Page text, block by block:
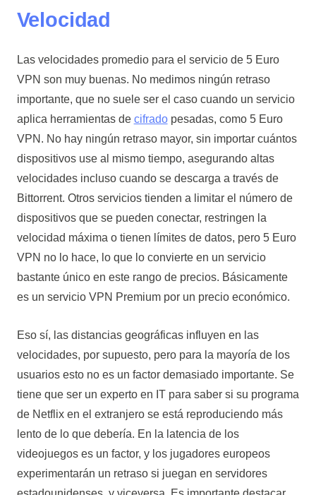
Velocidad
Las velocidades promedio para el servicio de 5 Euro
VPN son muy buenas. No medimos ningún retraso
importante, que no suele ser el caso cuando un servicio
aplica herramientas de cifradopesadas, como 5 Euro
VPN. No hay ningún retraso mayor, sin importar cuántos
dispositivos use al mismo tiempo, asegurando altas
velocidades incluso cuando se descarga a través de
Bittorrent. Otros servicios tienden a limitar el número de
dispositivos que se pueden conectar, restringen la
velocidad máxima o tienen límites de datos, pero 5 Euro
VPN no lo hace, lo que lo convierte en un servicio
bastante único en este rango de precios. Básicamente
es un servicio VPN Premium por un precio económico.
Eso sí, las distancias geográficas influyen en las
velocidades, por supuesto, pero para la mayoría de los
usuarios esto no es un factor demasiado importante. Se
tiene que ser un experto en IT para saber si su programa
de Netflix en el extranjero se está reproduciendo más
lento de lo que debería. En la latencia de los
videojuegos es un factor, y los jugadores europeos
experimentarán un retraso si juegan en servidores